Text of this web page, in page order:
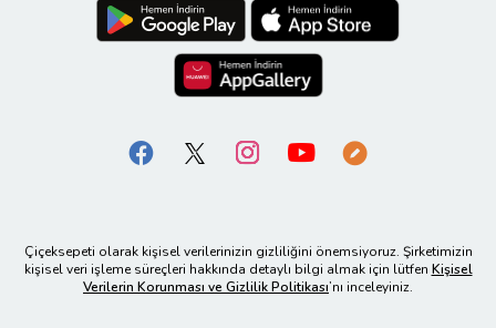
Çiçeksepeti olarak kişisel verilerinizin gizliliğini önemsiyoruz. Şirketimizin
kişisel veri işleme süreçleri hakkında detaylı bilgi almak için lütfen Kişisel
Verilerin Korunması ve Gizlilik Politikası’nı inceleyiniz.